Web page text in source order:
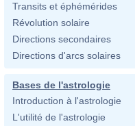
Transits et éphémérides
Révolution solaire
Directions secondaires
Directions d'arcs solaires
Bases de l'astrologie
Introduction à l'astrologie
L'utilité de l'astrologie